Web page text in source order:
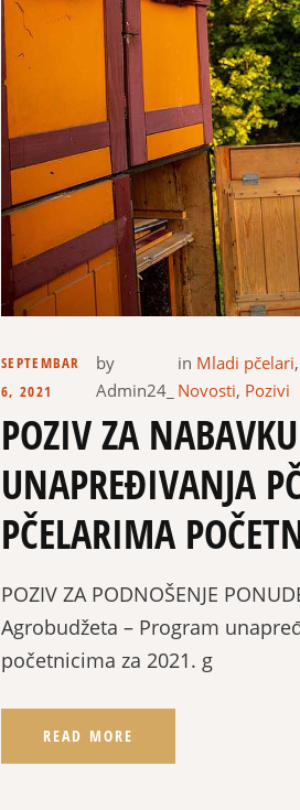
SEPTEMBAR
6, 2021
by
Admin24_
in Mladi pčelari,
Novosti, Pozivi
POZIV ZA
UNAPREĐIVANJA
PČELARIMA
POZIV ZA PODNOŠENJE
Agrobudžeta – Program
početnicima za 2021. g
READ MORE